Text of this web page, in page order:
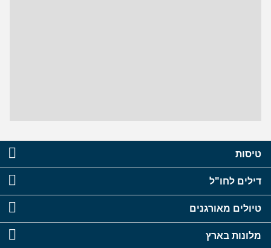
טיסות
דילים לחו"ל
טיולים מאורגנים
מלונות בארץ